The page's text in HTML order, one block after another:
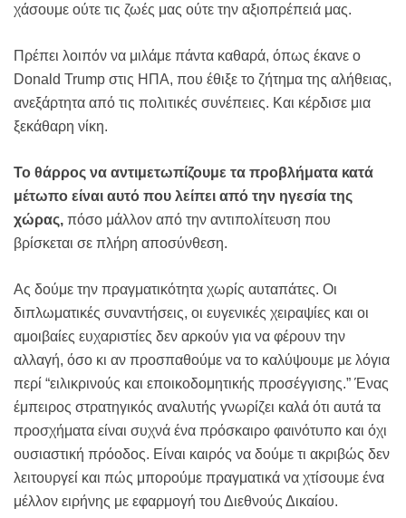
χάσουμε ούτε τις ζωές μας ούτε την αξιοπρέπειά μας.
Πρέπει λοιπόν να μιλάμε πάντα καθαρά, όπως έκανε ο
Donald Trump στις ΗΠΑ, που έθιξε το ζήτημα της αλήθειας,
ανεξάρτητα από τις πολιτικές συνέπειες. Και κέρδισε μια
ξεκάθαρη νίκη.
Το θάρρος να αντιμετωπίζουμε τα προβλήματα κατά
μέτωπο είναι αυτό που λείπει από την ηγεσία της
χώρας, πόσο μάλλον από την αντιπολίτευση που
βρίσκεται σε πλήρη αποσύνθεση.
Ας δούμε την πραγματικότητα χωρίς αυταπάτες. Οι
διπλωματικές συναντήσεις, οι ευγενικές χειραψίες και οι
αμοιβαίες ευχαριστίες δεν αρκούν για να φέρουν την
αλλαγή, όσο κι αν προσπαθούμε να το καλύψουμε με λόγια
περί “ειλικρινούς και εποικοδομητικής προσέγγισης.” Ένας
έμπειρος στρατηγικός αναλυτής γνωρίζει καλά ότι αυτά τα
προσχήματα είναι συχνά ένα πρόσκαιρο φαινότυπο και όχι
ουσιαστική πρόοδος. Είναι καιρός να δούμε τι ακριβώς δεν
λειτουργεί και πώς μπορούμε πραγματικά να χτίσουμε ένα
μέλλον ειρήνης με εφαρμογή του Διεθνούς Δικαίου.